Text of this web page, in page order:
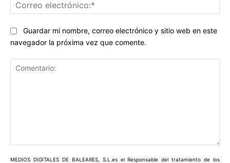
Guardar mi nombre, correo electrónico y sitio web en este
navegador la próxima vez que comente.
MEDIOS DIGITALES DE BALEARES, S.L.es el Responsable del tratamiento de los